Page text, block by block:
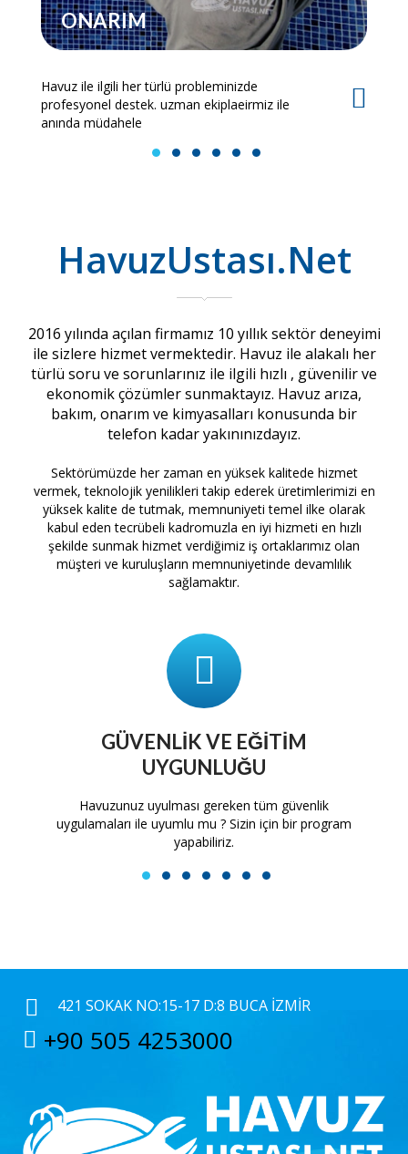
ONARIM
Havuz ile ilgili her türlü probleminizde
profesyonel destek. uzman ekiplaeirmiz ile
anında müdahele
1 2 3 4 5 6
HavuzUstası.Net
2016 yılında açılan firmamız 10 yıllık sektör deneyimi
ile sizlere hizmet vermektedir. Havuz ile alakalı her
türlü soru ve sorunlarınız ile ilgili hızlı , güvenilir ve
ekonomik çözümler sunmaktayız. Havuz arıza,
bakım, onarım ve kimyasalları konusunda bir
telefon kadar yakınınızdayız.
Sektörümüzde her zaman en yüksek kalitede hizmet
vermek, teknolojik yenilikleri takip ederek üretimlerimizi en
yüksek kalite de tutmak, memnuniyeti temel ilke olarak
kabul eden tecrübeli kadromuzla en iyi hizmeti en hızlı
şekilde sunmak hizmet verdiğimiz iş ortaklarımız olan
müşteri ve kuruluşların memnuniyetinde devamlılık
sağlamaktır.
GÜVENLIK VE EĞITIM
UYGUNLUĞU
Havuzunuz uyulması gereken tüm güvenlik
uygulamaları ile uyumlu mu ? Sizin için bir program
yapabiliriz.
1 2 3 4 5 6 7
421 SOKAK NO:15-17 D:8 BUCA İZMIR
+90 505 4253000